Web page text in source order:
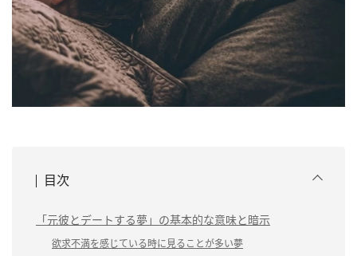
目次
「元彼とデートする夢」の基本的な意味と暗示
欲求不満を感じている時に見ることが多い夢